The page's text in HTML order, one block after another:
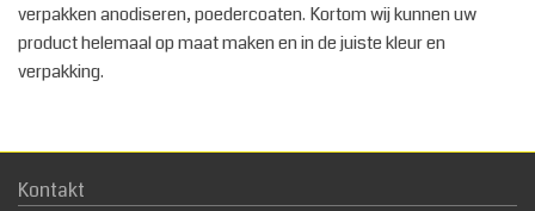
verpakken anodiseren, poedercoaten. Kortom wij kunnen uw
product helemaal op maat maken en in de juiste kleur en
verpakking.
Kontakt